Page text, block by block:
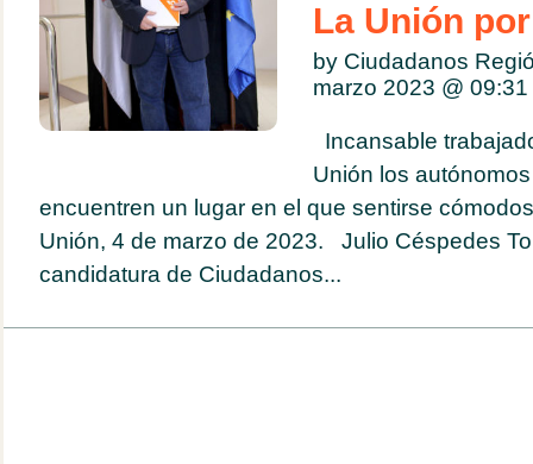
La Unión
by Ciudadanos
marzo 2023 @ 09:31
Incansable
Unión los
encuentren un lugar en el que sentirse
Unión, 4 de marzo de 2023. Julio Céspedes
candidatura de Ciudadanos...